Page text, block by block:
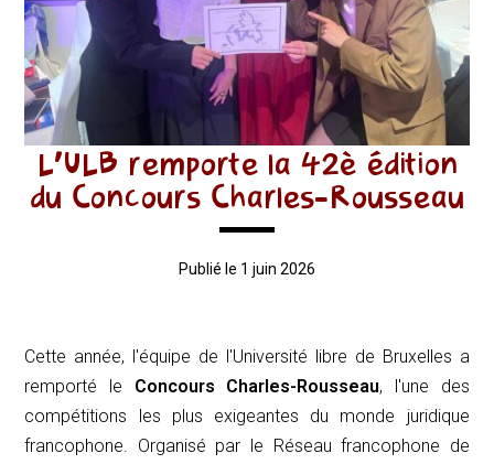
L’ULB remporte la 42è édition
du Concours Charles-Rousseau
Publié le 1 juin 2026
Cette année, l'équipe de l'Université libre de Bruxelles a
remporté le Concours Charles-Rousseau, l'une des
compétitions les plus exigeantes du monde juridique
francophone. Organisé par le Réseau francophone de